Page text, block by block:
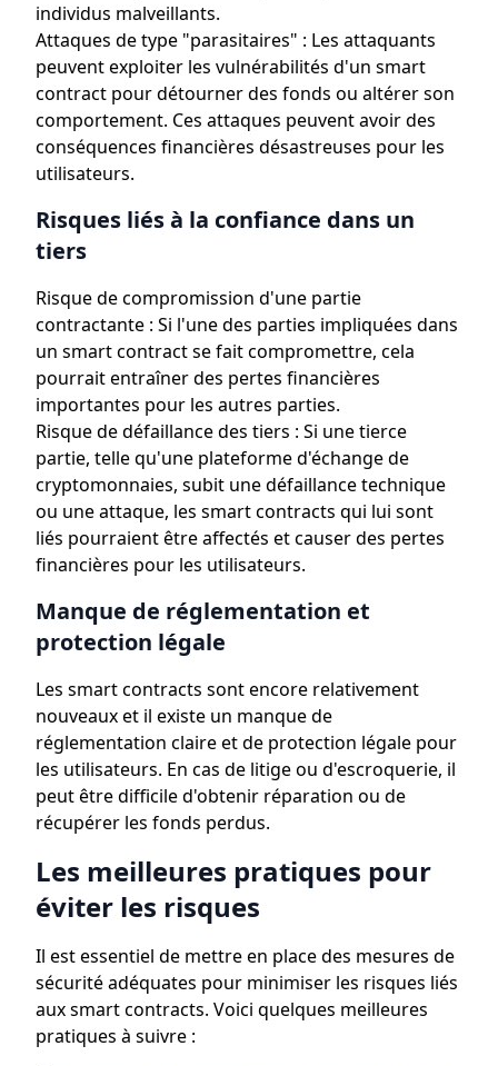
individus malveillants.
Attaques de type "parasitaires" : Les attaquants
peuvent exploiter les vulnérabilités d'un smart
contract pour détourner des fonds ou altérer son
comportement. Ces attaques peuvent avoir des
conséquences financières désastreuses pour les
utilisateurs.
Risques liés à la confiance dans un
tiers
Risque de compromission d'une partie
contractante : Si l'une des parties impliquées dans
un smart contract se fait compromettre, cela
pourrait entraîner des pertes financières
importantes pour les autres parties.
Risque de défaillance des tiers : Si une tierce
partie, telle qu'une plateforme d'échange de
cryptomonnaies, subit une défaillance technique
ou une attaque, les smart contracts qui lui sont
liés pourraient être affectés et causer des pertes
financières pour les utilisateurs.
Manque de réglementation et
protection légale
Les smart contracts sont encore relativement
nouveaux et il existe un manque de
réglementation claire et de protection légale pour
les utilisateurs. En cas de litige ou d'escroquerie, il
peut être difficile d'obtenir réparation ou de
récupérer les fonds perdus.
Les meilleures pratiques pour
éviter les risques
Il est essentiel de mettre en place des mesures de
sécurité adéquates pour minimiser les risques liés
aux smart contracts. Voici quelques meilleures
pratiques à suivre :